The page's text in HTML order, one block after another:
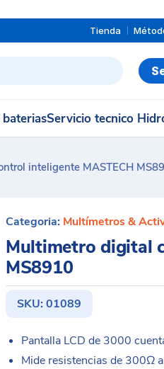
Tienda
Servicio tecnico
inteligente MASTECH
Categoria: Multímetros &
Multimetro digital
MS8910
SKU: 01089
Pantalla LCD de 3000
Mide resistencias de 300Ω